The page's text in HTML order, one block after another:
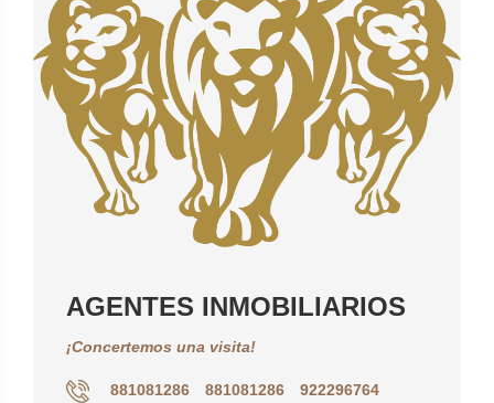
AGENTES INMOBILIARIOS
¡Concertemos una visita!
881081286 881081286
922296764